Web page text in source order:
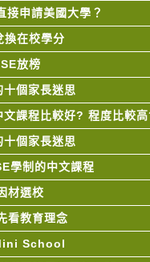
申請美國大學？
在校學分
放榜
個家長迷思
文課程比較好? 程度比較
個家長迷思
學制的中文課程
材選校
看教育理念
School